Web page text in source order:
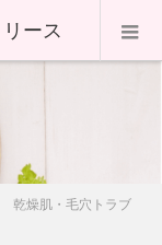
乾燥肌・毛穴トラブ